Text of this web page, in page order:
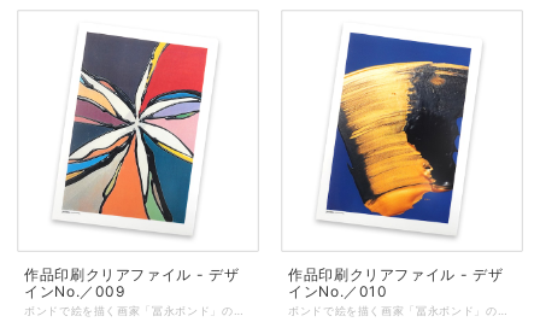
作品印刷クリアファイル - デザ
インNo.／009
作品印刷クリアファイル - デザ
インNo.／010